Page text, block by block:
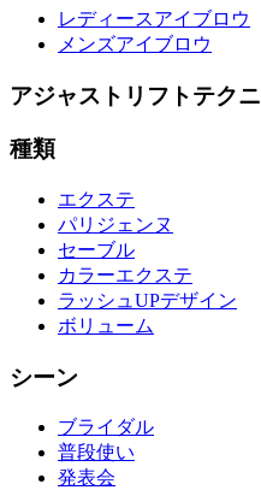
レディースアイブロウ
メンズアイブロウ
アジャストリフトテク
種類
エクステ
パリジェンヌ
セーブル
カラーエクステ
ラッシュUPデザイン
ボリューム
シーン
ブライダル
普段使い
発表会